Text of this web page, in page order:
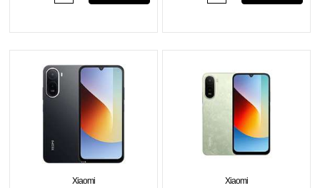
Xiaomi Xiaomi